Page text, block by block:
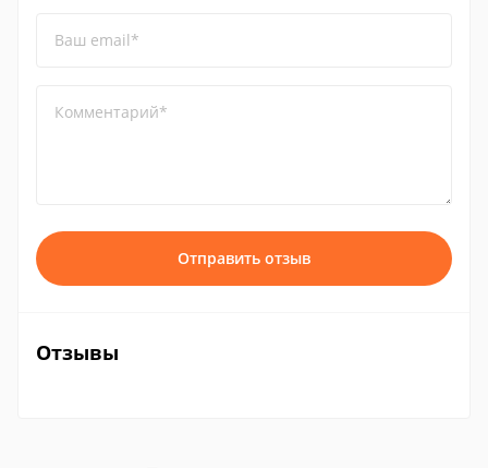
Ваш email*
Комментарий*
Отправить отзыв
Отзывы